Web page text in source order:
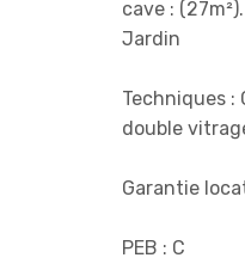
cave : (27m²).
Jardin
Techniques :
double
Garantie
PEB : C